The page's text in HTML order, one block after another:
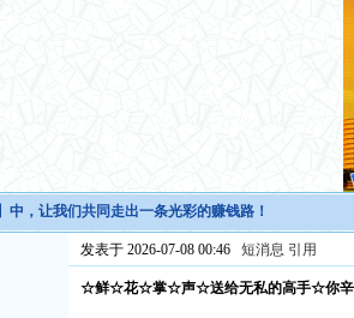
，让我们共同走出一条光彩的赚钱路！
发表于 2026-07-08 00:46短消息 引用
☆鲜☆花☆掌☆声☆送给无私的高手☆你